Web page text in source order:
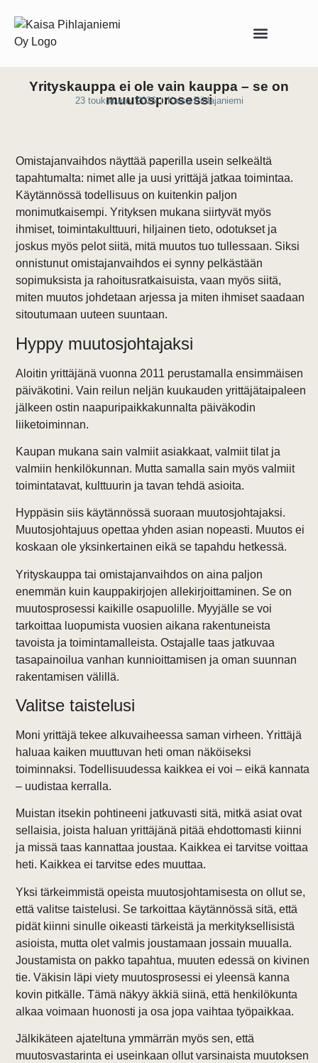
Yrityskauppa ei ole vain kauppa – se on
muutosprosessi
23 toukokuun, 2026 Kaisa Pihlajaniemi
Omistajanvaihdos näyttää paperilla usein selkeältä
tapahtumalta: nimet alle ja uusi yrittäjä jatkaa toimintaa.
Käytännössä todellisuus on kuitenkin paljon
monimutkaisempi. Yrityksen mukana siirtyvät myös
ihmiset, toimintakulttuuri, hiljainen tieto, odotukset ja
joskus myös pelot siitä, mitä muutos tuo tullessaan. Siksi
onnistunut omistajanvaihdos ei synny pelkästään
sopimuksista ja rahoitusratkaisuista, vaan myös siitä,
miten muutos johdetaan arjessa ja miten ihmiset saadaan
sitoutumaan uuteen suuntaan.
Hyppy muutosjohtajaksi
Aloitin yrittäjänä vuonna 2011 perustamalla ensimmäisen
päiväkotini. Vain reilun neljän kuukauden yrittäjätaipaleen
jälkeen ostin naapuripaikkakunnalta päiväkodin
liiketoiminnan.
Kaupan mukana sain valmiit asiakkaat, valmiit tilat ja
valmiin henkilökunnan. Mutta samalla sain myös valmiit
toimintatavat, kulttuurin ja tavan tehdä asioita.
Hyppäsin siis käytännössä suoraan muutosjohtajaksi.
Muutosjohtajuus opettaa yhden asian nopeasti. Muutos ei
koskaan ole yksinkertainen eikä se tapahdu hetkessä.
Yrityskauppa tai omistajanvaihdos on aina paljon
enemmän kuin kauppakirjojen allekirjoittaminen. Se on
muutosprosessi kaikille osapuolille. Myyjälle se voi
tarkoittaa luopumista vuosien aikana rakentuneista
tavoista ja toimintamalleista. Ostajalle taas jatkuvaa
tasapainoilua vanhan kunnioittamisen ja oman suunnan
rakentamisen välillä.
Valitse taistelusi
Moni yrittäjä tekee alkuvaiheessa saman virheen. Yrittäjä
haluaa kaiken muuttuvan heti oman näköiseksi
toiminnaksi. Todellisuudessa kaikkea ei voi – eikä kannata
– uudistaa kerralla.
Muistan itsekin pohtineeni jatkuvasti sitä, mitkä asiat ovat
sellaisia, joista haluan yrittäjänä pitää ehdottomasti kiinni
ja missä taas kannattaa joustaa. Kaikkea ei tarvitse voittaa
heti. Kaikkea ei tarvitse edes muuttaa.
Yksi tärkeimmistä opeista muutosjohtamisesta on ollut se,
että valitse taistelusi. Se tarkoittaa käytännössä sitä, että
pidät kiinni sinulle oikeasti tärkeistä ja merkityksellisistä
asioista, mutta olet valmis joustamaan jossain muualla.
Joustamista on pakko tapahtua, muuten edessä on kivinen
tie. Väkisin läpi viety muutosprosessi ei yleensä kanna
kovin pitkälle. Tämä näkyy äkkiä siinä, että henkilökunta
alkaa voimaan huonosti ja osa jopa vaihtaa työpaikkaa.
Jälkikäteen ajateltuna ymmärrän myös sen, että
muutosvastarinta ei useinkaan ollut varsinaista muutoksen